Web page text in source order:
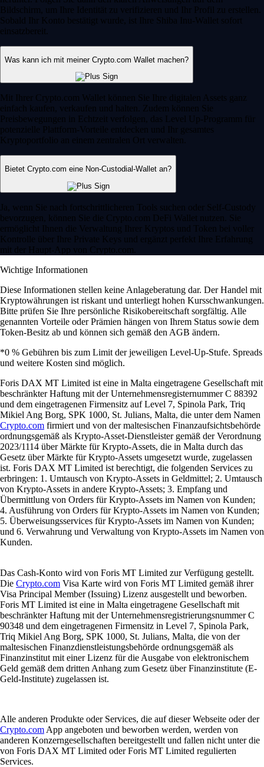
Bildschirm, um Ihre Identität zu verifizieren und Ihr Profil zu erstellen.
Sobald Ihr Konto bestätigt wurde, ist Ihre Shiba Inu-Wallet sofort
einsatzbereit.
Was kann ich mit meiner Crypto.com Wallet machen?
Mit Ihrer Crypto.com Wallet können Sie Ihre digitalen Assets ganz
einfach kaufen, verkaufen und halten. Zudem können Sie
Preisbewegungen in Echtzeit verfolgen, das Level Up-Programm für
potenzielle Plattform-Vorteile entdecken und Ihr gesamtes
Kryptoportfolio an einem zentralen Ort verwalten.
Bietet Crypto.com eine Non-Custodial-Wallet an?
Ja, wenn Sie nach fortschrittlicheren Tools suchen oder Self-Custody
bevorzugen, können Sie die Crypto.com DeFi Wallet nutzen. Sie
ermöglicht Ihnen die Verwaltung Ihrer Kryptos und Token bei voller
Kontrolle über Ihre Private Keys und ergänzt perfekt Ihre Erfahrung
mit der Haupt-App von Crypto.com.
Wichtige Informationen
Diese Informationen stellen keine Anlageberatung dar. Der Handel mit
Kryptowährungen ist riskant und unterliegt hohen Kursschwankungen.
Bitte prüfen Sie Ihre persönliche Risikobereitschaft sorgfältig. Alle
genannten Vorteile oder Prämien hängen von Ihrem Status sowie dem
Token-Besitz ab und können sich gemäß den AGB ändern.
*0 % Gebühren bis zum Limit der jeweiligen Level-Up-Stufe. Spreads
und weitere Kosten sind möglich.
Foris DAX MT Limited ist eine in Malta eingetragene Gesellschaft mit
beschränkter Haftung mit der Unternehmensregisternummer C 88392
und dem eingetragenen Firmensitz auf Level 7, Spinola Park, Triq
Mikiel Ang Borg, SPK 1000, St. Julians, Malta, die unter dem Namen
Crypto.com firmiert und von der maltesischen Finanzaufsichtsbehörde
ordnungsgemäß als Krypto-Asset-Dienstleister gemäß der Verordnung
2023/1114 über Märkte für Krypto-Assets, die in Malta durch das
Gesetz über Märkte für Krypto-Assets umgesetzt wurde, zugelassen
ist. Foris DAX MT Limited ist berechtigt, die folgenden Services zu
erbringen: 1. Umtausch von Krypto-Assets in Geldmittel; 2. Umtausch
von Krypto-Assets in andere Krypto-Assets; 3. Empfang und
Übermittlung von Orders für Krypto-Assets im Namen von Kunden;
4. Ausführung von Orders für Krypto-Assets im Namen von Kunden;
5. Überweisungsservices für Krypto-Assets im Namen von Kunden;
und 6. Verwahrung und Verwaltung von Krypto-Assets im Namen von
Kunden.
Das Cash-Konto wird von Foris MT Limited zur Verfügung gestellt.
Die Crypto.com Visa Karte wird von Foris MT Limited gemäß ihrer
Visa Principal Member (Issuing) Lizenz ausgestellt und beworben.
Foris MT Limited ist eine in Malta eingetragene Gesellschaft mit
beschränkter Haftung mit der Unternehmensregistrierungsnummer C
90348 und dem eingetragenen Firmensitz in Level 7, Spinola Park,
Triq Mikiel Ang Borg, SPK 1000, St. Julians, Malta, die von der
maltesischen Finanzdienstleistungsbehörde ordnungsgemäß als
Finanzinstitut mit einer Lizenz für die Ausgabe von elektronischem
Geld gemäß dem dritten Anhang zum Gesetz über Finanzinstitute (E-
Geld-Institute) zugelassen ist.
Alle anderen Produkte oder Services, die auf dieser Webseite oder der
Crypto.com App angeboten und beworben werden, werden von
anderen Konzerngesellschaften bereitgestellt und fallen nicht unter die
von Foris DAX MT Limited oder Foris MT Limited regulierten
Services.